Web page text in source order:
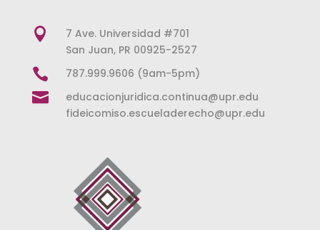

7 Ave. Universidad #701
San Juan, PR 00925-2527
 787.999.9606 (9am-5pm)

educacionjuridica.continua@upr.edu
fideicomiso.escueladerecho@upr.edu